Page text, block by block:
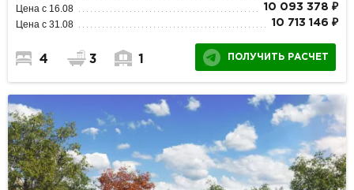
Цена с 16.08 10 093 378 ₽
Цена с 31.08 10 713 146 ₽
4 3 1 ПОЛУЧИТЬ РАСЧЕТ